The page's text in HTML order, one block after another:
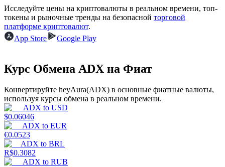
Исследуйте цены на криптовалюты в реальном времени, топ-
токены и рыночные тренды на безопасной торговой
платформе криптовалют.
App Store
Google Play
Курс Обмена ADX на Фиат
Конвертируйте heyAura(ADX) в основные фиатные валюты,
используя курсы обмена в реальном времени.
ADX to USD
$0.06046
ADX to EUR
€0.0523
ADX to BRL
R$0.3082
ADX to RUB